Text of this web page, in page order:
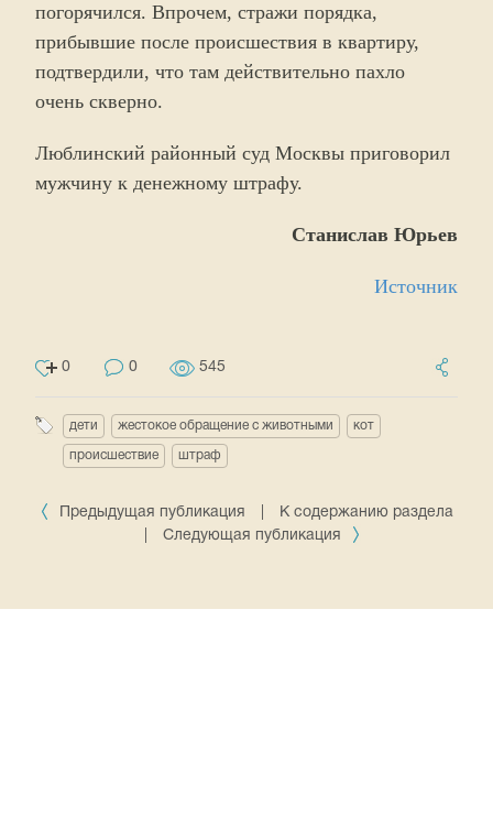
погорячился. Впрочем, стражи порядка,
прибывшие после происшествия в квартиру,
подтвердили, что там действительно пахло
очень скверно.
Люблинский районный суд Москвы приговорил
мужчину к денежному штрафу.
Станислав Юрьев
Источник
0 0 545
дети жестокое обращение с животными кот
происшествие штраф
Предыдущая публикация
К содержанию раздела
Следующая публикация